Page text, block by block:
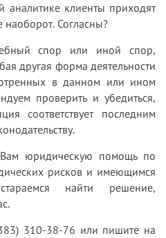
аналитике клиенты приходят
Согласны?
спор или иной спор,
другая форма деятельности
в данном или ином
проверить и убедиться,
соответствует последним
юридическую помощь по
рисков и имеющимся
найти решение,
310-38-76 или пишите на